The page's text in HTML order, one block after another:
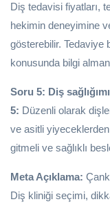
Diş tedavisi fiyatları,
hekimin deneyimine
gösterebilir. Tedaviye
konusunda bilgi
Soru 5: Diş
5: Düzenli olarak
ve asitli
gitmeli ve sağlıklı
Meta Açıklama:
Diş kliniği seçimi,